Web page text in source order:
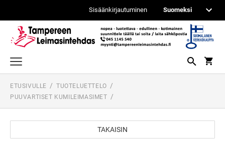
Sisäänkirjautuminen
TEKSTI- JA LOGOLEIMASIMET
ITSEVÄRJÄYTYVÄT PROFESSIONAL
PÄIVÄYS- JA NUMEROINTILEIMASIMET
PROFESSIONAL PÄIVÄMÄÄRÄLEIMASIMET
PUUVARTISET KUMILEIMASIMET
ETUSIVULLE
TUOTELUETTELO
PUUVARTISET KUMILEIMASIMET
TAKAISIN